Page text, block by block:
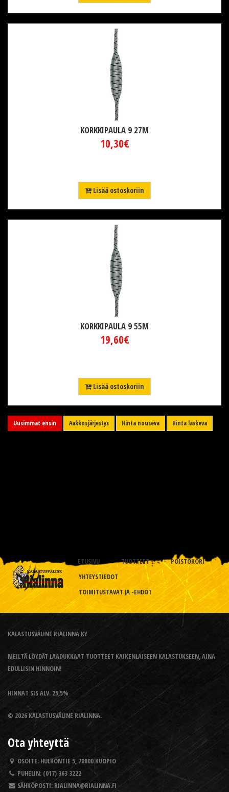
KORKKIPAULA 9 27M
10,30€
Lisää ostoskoriin
KORKKIPAULA 9 55M
19,60€
Lisää ostoskoriin
Uusimmat ensin Aakkosjärjestys Hinta nouseva Hinta laskeva
ETUSIVU TUOTTEET
POISTOKORI
YHTEYSTIEDOT
TOIMITUSTAVAT JA -EHDOT
KALASTUSVÄLINE RIALINNA KY
MEILTÄ LÖYDÄT LAADUKKAAT TUOTTEET KAIKENLAISEEN KALASTUKSEEN, AINA
EDULLISIN HINNOIN!
HINNAT SIS ALV. 25,5%
© 2026 KALASTUSVÄLINE RIALINNA.
Ota yhteyttä
OSOITE: HULKONTIE 5, 70800 KUOPIO
PUHELIN: (017) 363 3222
SÄHKÖPOSTI: RIALINNA@RIALINNA.FI